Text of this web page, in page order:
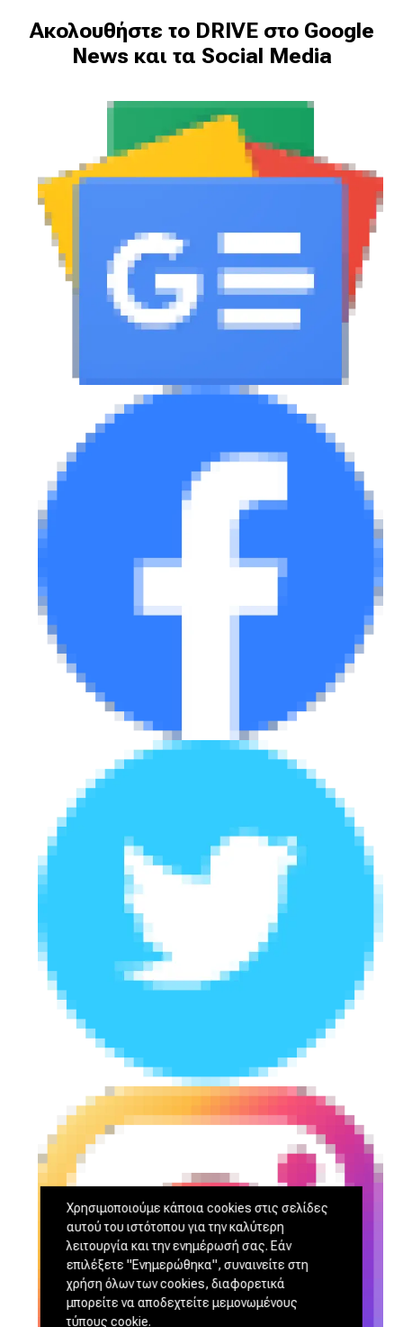
Ακολουθήστε το DRIVE στο Google
News και τα Social Media
Χρησιμοποιούμε κάποια cookies στις σελίδες
αυτού του ιστότοπου για την καλύτερη
λειτουργία και την ενημέρωσή σας. Εάν
επιλέξετε "Ενημερώθηκα", συναινείτε στη
χρήση όλων των cookies, διαφορετικά
μπορείτε να αποδεχτείτε μεμονωμένους
τύπους cookie.